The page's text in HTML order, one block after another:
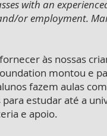
with an
or employment.
às nossas
montou e
fazem aulas
estudar até a
e apoio.